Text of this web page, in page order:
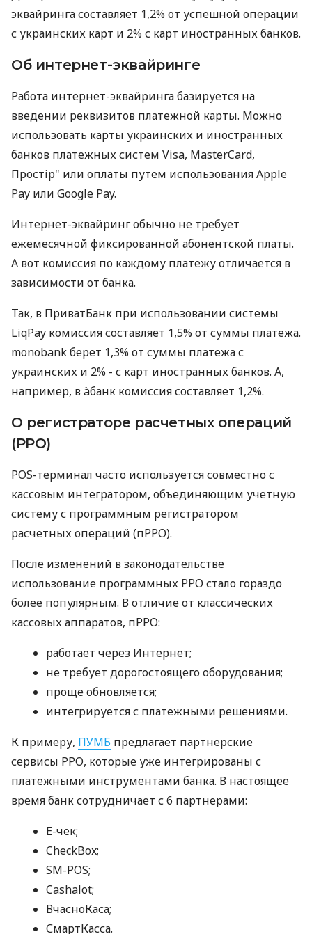
эквайринга составляет 1,2% от успешной операции
с украинских карт и 2% с карт иностранных банков.
Об интернет-эквайринге
Работа интернет-эквайринга базируется на
введении реквизитов платежной карты. Можно
использовать карты украинских и иностранных
банков платежных систем Visa, MasterCard,
Простір" или оплаты путем использования Apple
Pay или Google Pay.
Интернет-эквайринг обычно не требует
ежемесячной фиксированной абонентской платы.
А вот комиссия по каждому платежу отличается в
зависимости от банка.
Так, в ПриватБанк при использовании системы
LiqPay комиссия составляет 1,5% от суммы платежа.
monobank берет 1,3% от суммы платежа с
украинских и 2% - с карт иностранных банков. А,
например, в àбанк комиссия составляет 1,2%.
О регистраторе расчетных операций
(РРО)
POS-терминал часто используется совместно с
кассовым интегратором, объединяющим учетную
систему с программным регистратором
расчетных операций (пРРО).
После изменений в законодательстве
использование программных РРО стало гораздо
более популярным. В отличие от классических
кассовых аппаратов, пРРО:
работает через Интернет;
не требует дорогостоящего оборудования;
проще обновляется;
интегрируется с платежными решениями.
К примеру, ПУМБ предлагает партнерские
сервисы РРО, которые уже интегрированы с
платежными инструментами банка. В настоящее
время банк сотрудничает с 6 партнерами:
E-чек;
CheckBox;
SM-POS;
Cashalot;
ВчасноКаса;
СмартКасса.